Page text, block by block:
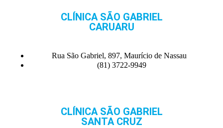
CLÍNICA SÃO GABRIEL
CARUARU
Rua São Gabriel, 897, Maurício de Nassau
(81) 3722-9949
CLÍNICA SÃO GABRIEL
SANTA CRUZ